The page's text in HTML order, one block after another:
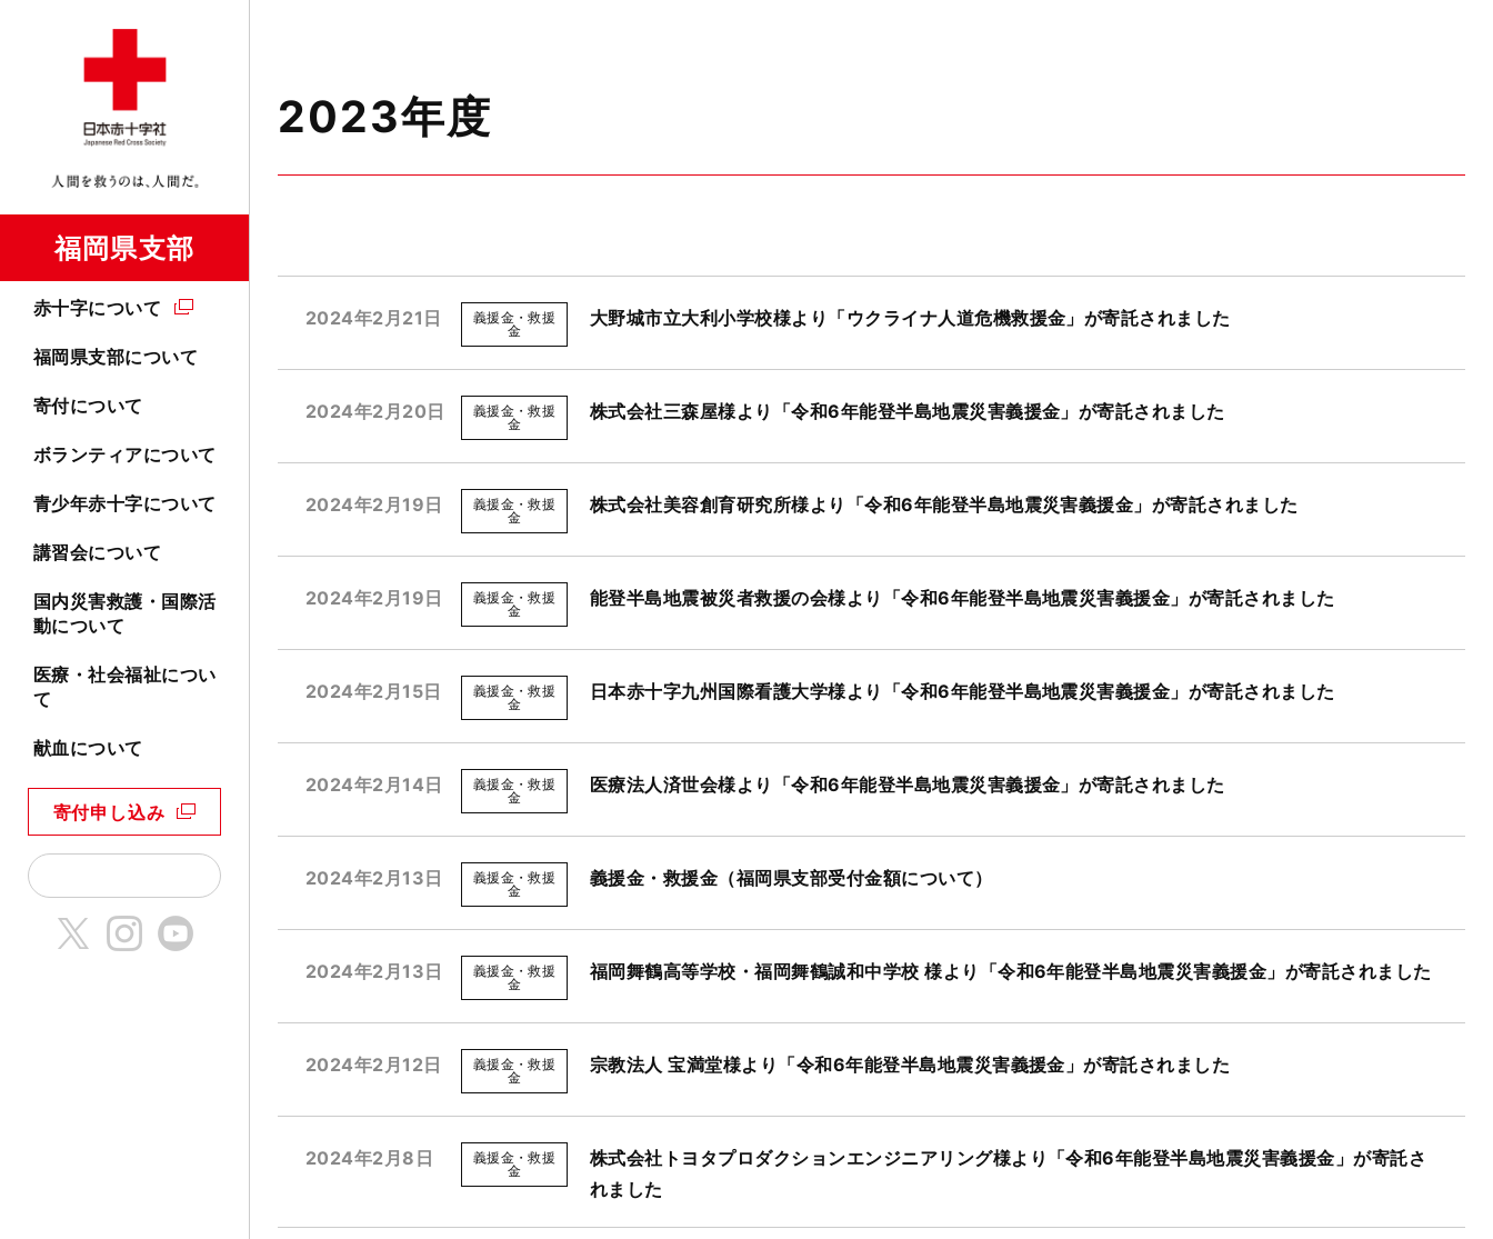
福岡県支部
赤十字について
福岡県支部について
寄付について
ボランティアについて
青少年赤十字について
講習会について
国内災害救護・国際活
動について
医療・社会福祉につい
て
献血について
寄付申し込み
2023年度
2024年2月21日
義援金・救援
金
大野城市立大利小学校様より「ウクライナ人道危機救援金」が寄託されました
2024年2月20日
義援金・救援
金
株式会社三森屋様より「令和6年能登半島地震災害義援金」が寄託されました
2024年2月19日
義援金・救援
金
株式会社美容創育研究所様より「令和6年能登半島地震災害義援金」が寄託されました
2024年2月19日
義援金・救援
金
能登半島地震被災者救援の会様より「令和6年能登半島地震災害義援金」が寄託されました
2024年2月15日
義援金・救援
金
日本赤十字九州国際看護大学様より「令和6年能登半島地震災害義援金」が寄託されました
2024年2月14日
義援金・救援
金
医療法人済世会様より「令和6年能登半島地震災害義援金」が寄託されました
2024年2月13日
義援金・救援
金
義援金・救援金（福岡県支部受付金額について）
2024年2月13日
義援金・救援
金
福岡舞鶴高等学校・福岡舞鶴誠和中学校 様より「令和6年能登半島地震災害義援金」が寄託されました
2024年2月12日
義援金・救援
金
宗教法人 宝満堂様より「令和6年能登半島地震災害義援金」が寄託されました
2024年2月8日
義援金・救援
金
株式会社トヨタプロダクションエンジニアリング様より「令和6年能登半島地震災害義援金」が寄託さ
れました